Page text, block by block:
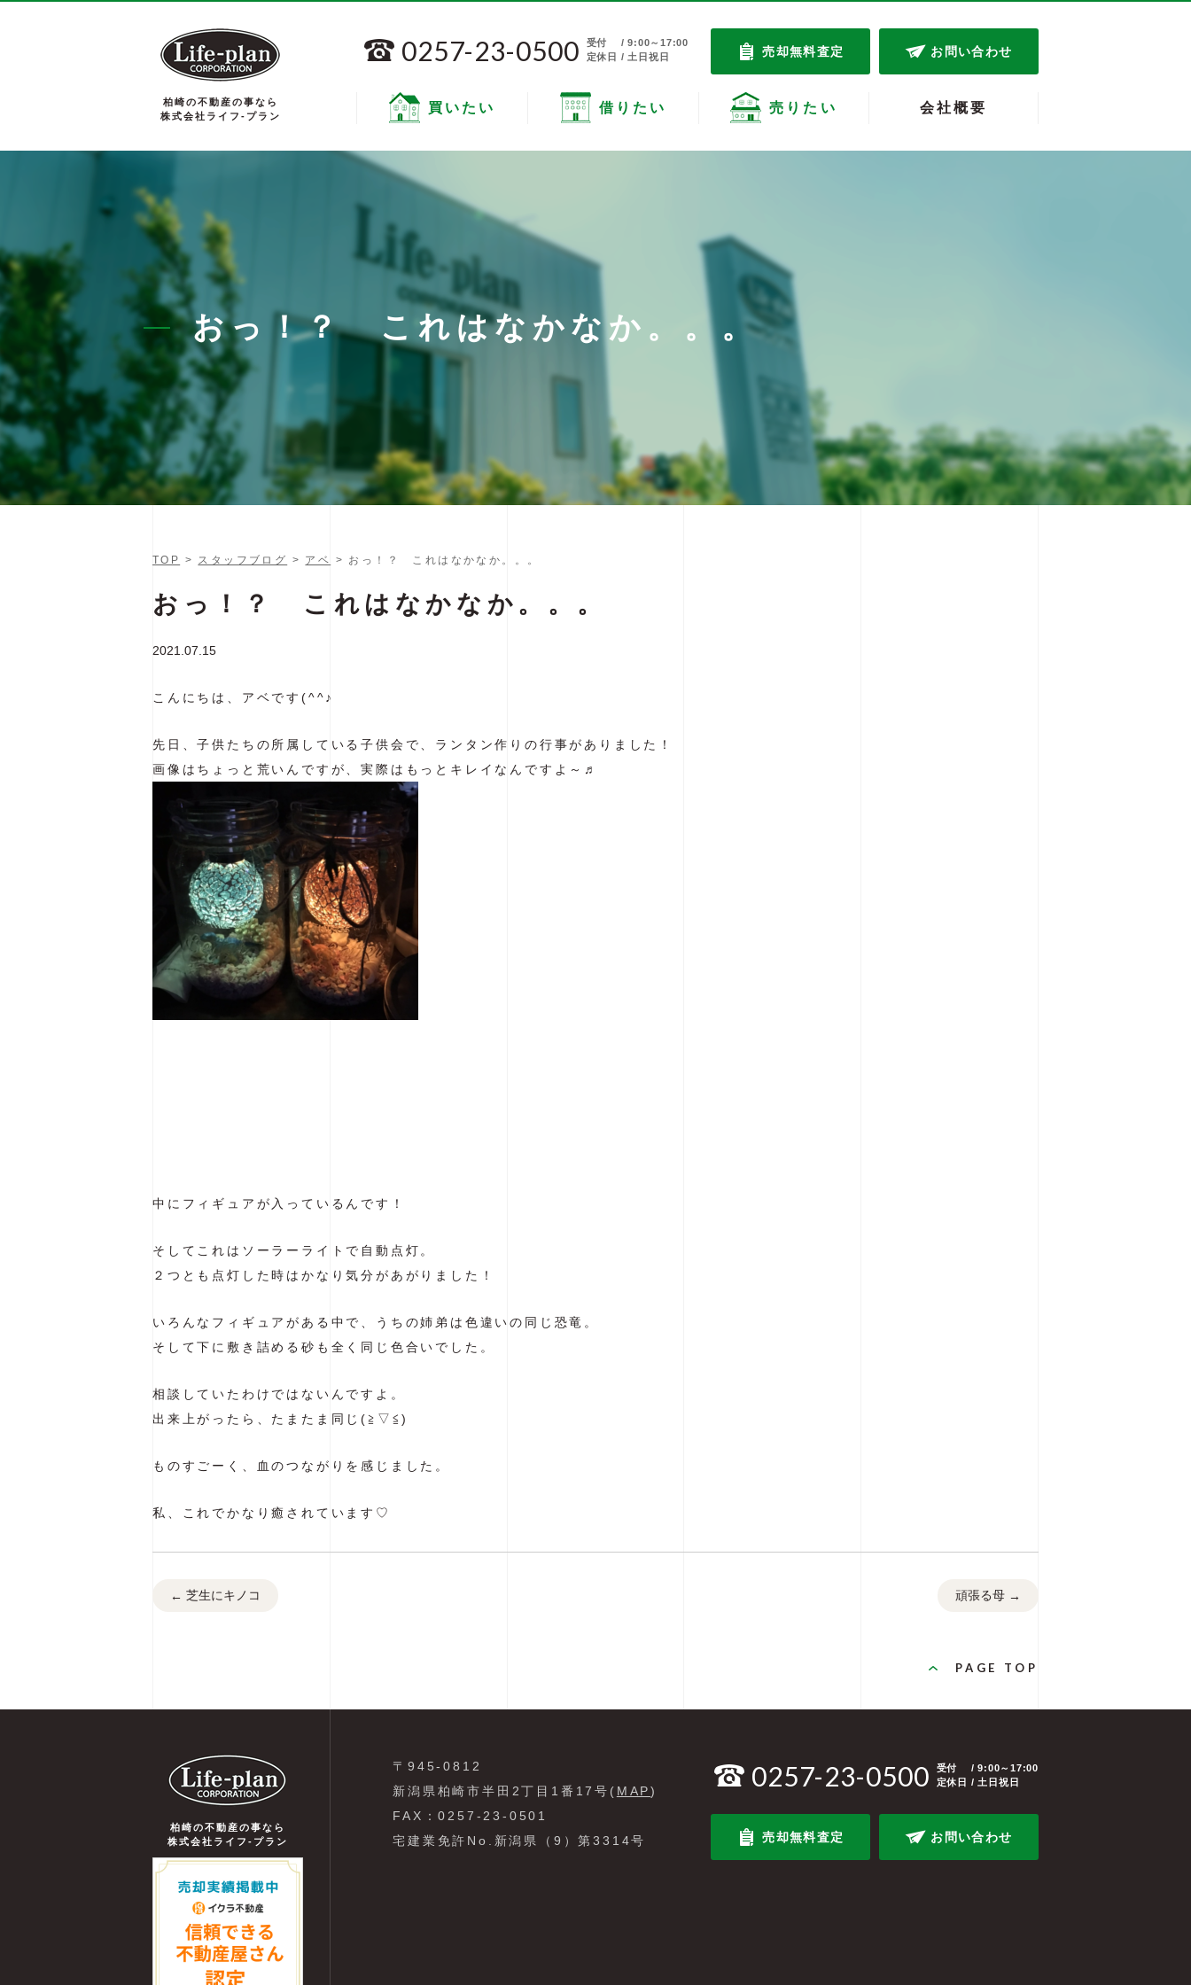
柏崎の不動産の事なら
株式会社ライフ-プラン
0257-23-0500 受付
/ 9:00～17:00
定休日 / 土日祝日
売却無料査定 お問い合わせ
買いたい 借りたい 売りたい 会社概要
おっ！？ これはなかなか。。。
TOP > スタッフブログ > アベ > おっ！？ これはなかなか。。。
おっ！？ これはなかなか。。。
2021.07.15
こんにちは、アベです(^^♪
先日、子供たちの所属している子供会で、ランタン作りの行事がありました！
画像はちょっと荒いんですが、実際はもっとキレイなんですよ～♬
中にフィギュアが入っているんです！
そしてこれはソーラーライトで自動点灯。
２つとも点灯した時はかなり気分があがりました！
いろんなフィギュアがある中で、うちの姉弟は色違いの同じ恐竜。
そして下に敷き詰める砂も全く同じ色合いでした。
相談していたわけではないんですよ。
出来上がったら、たまたま同じ(≧▽≦)
ものすごーく、血のつながりを感じました。
私、これでかなり癒されています♡
← 芝生にキノコ 頑張る母 →
PAGE TOP
柏崎の不動産の事なら
株式会社ライフ-プラン
〒945-0812
新潟県柏崎市半田2丁目1番17号( MAP)
FAX：0257-23-0501
宅建業免許No.新潟県（9）第3314号
0257-23-0500 受付
/ 9:00～17:00
定休日 / 土日祝日
売却無料査定 お問い合わせ